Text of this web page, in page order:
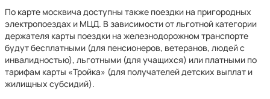
По карте москвича доступны также поездки на пригородных
электропоездах и МЦД. В зависимости от льготной категории
держателя карты поездки на железнодорожном транспорте
будут бесплатными (для пенсионеров, ветеранов, людей с
инвалидностью), льготными (для учащихся) или платными по
тарифам карты «Тройка» (для получателей детских выплат и
жилищных субсидий).